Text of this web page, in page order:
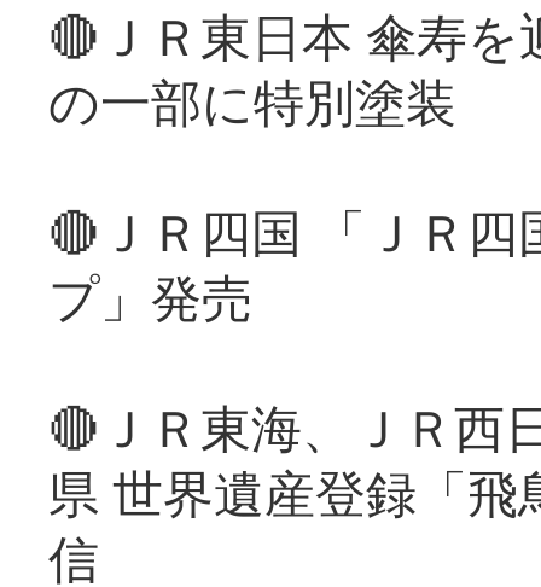
🔴ＪＲ東日本 傘寿
の一部に特別塗装
🔴ＪＲ四国 「ＪＲ
プ」発売
🔴ＪＲ東海、ＪＲ西
県 世界遺産登録「
信